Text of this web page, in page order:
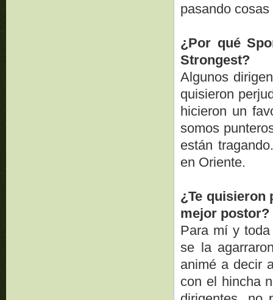
pasando
¿Por qué
Strongest?
Algunos
quisieron
hicieron un
somos
están
en Oriente.
¿Te quisieron
mejor postor?
Para mí y
se la
animé a decir
con el hincha